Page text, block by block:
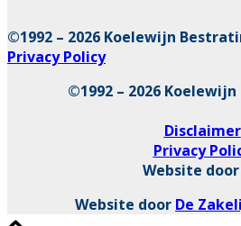
©1992 – 2026 Koelewijn
Privacy Policy
©1992 – 2026
Disclaimer
Privacy
Website door
Website door De